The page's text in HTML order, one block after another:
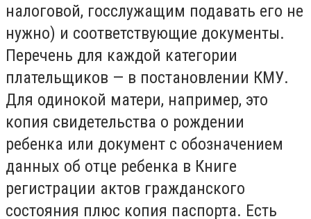
налоговой, госслужащим подавать его не
нужно) и соответствующие документы.
Перечень для каждой категории
плательщиков — в постановлении КМУ.
Для одинокой матери, например, это
копия свидетельства о рождении
ребенка или документ с обозначением
данных об отце ребенка в Книге
регистрации актов гражданского
состояния плюс копия паспорта. Есть